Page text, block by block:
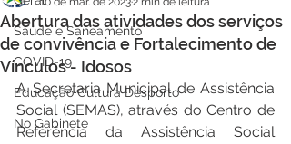
Saúde e Saneamento
COVID-19
Educação Cultura Desporto
No Gabinete
Abertura das atividades dos serviços
de convivência e Fortalecimento de
Vínculos - Idosos
A Secretaria Municipal de Assistência
Social (SEMAS), através do Centro de
Referência da Assistência Social